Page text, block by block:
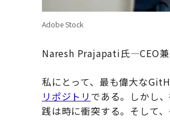
Adobe Stock
Naresh Prajapati氏—CEO兼
私にとって、最も偉大な
リポジトリ である。しかし
践は時に衝突する。そして